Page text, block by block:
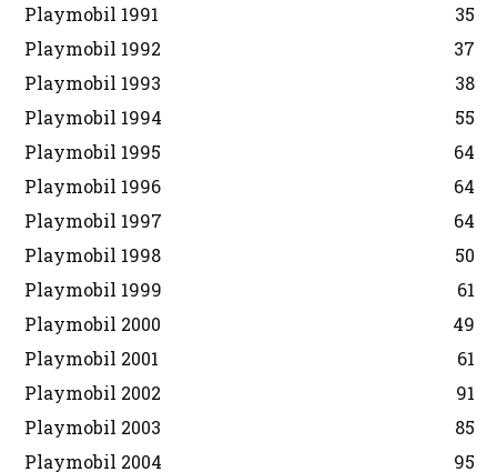
Playmobil 1991
35
Playmobil 1992
37
Playmobil 1993
38
Playmobil 1994
55
Playmobil 1995
64
Playmobil 1996
64
Playmobil 1997
64
Playmobil 1998
50
Playmobil 1999
61
Playmobil 2000
49
Playmobil 2001
61
Playmobil 2002
91
Playmobil 2003
85
Playmobil 2004
95